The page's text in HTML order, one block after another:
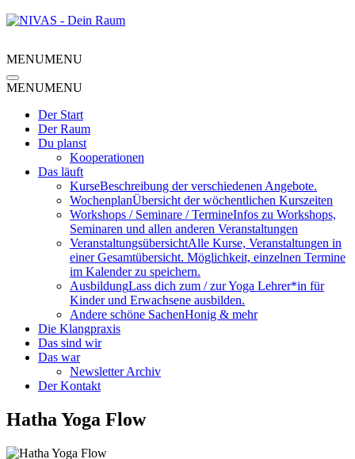
MENUMENU
MENUMENU
Der Start
Der Raum
Du planst
Kooperationen
Das läuft
KurseBeschreibung der verschiedenen Angebote.
WochenplanÜbersicht der wöchentlichen Kurszeiten
Workshops / Seminare / TermineInfos zu Workshops,
Seminaren und allen anderen Veranstaltungen
VeranstaltungsübersichtAlle Kurse, Veranstaltungen in
einer Gesamtübersicht. Möglichkeit, einzelnen Termine
im Kalender zu speichern.
AusbildungLass dich zum / zur Yoga Lehrer*in für
Kinder und Erwachsene ausbilden.
Andere schöne SachenHonig & mehr
Die Klangpraxis
Das sind wir
Das war
Newsletter Archiv
Der Kontakt
Hatha Yoga Flow